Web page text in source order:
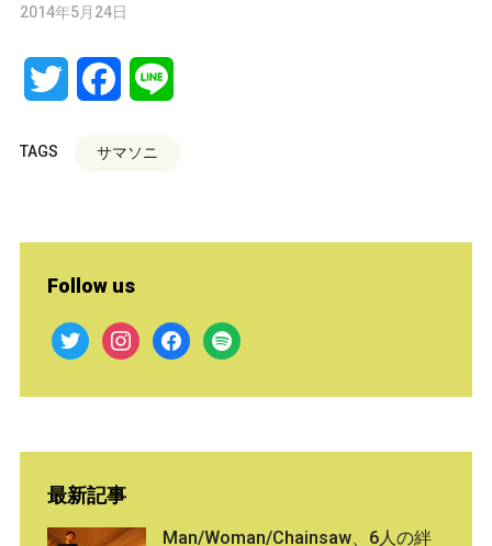
2014年5月24日
Twitter Facebook
TAGS サマソニ
Follow us
twitter instagramfacebook
spotify
最新記事
Man/Woman/Chainsaw、6人の絆